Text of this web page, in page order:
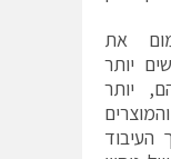
את
יותר
יותר
העיבוד